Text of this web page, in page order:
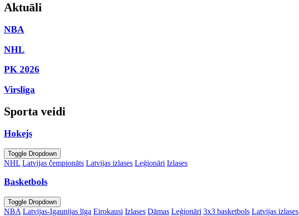
Aktuāli
NBA
NHL
PK 2026
Virslīga
Sporta veidi
Hokejs
Toggle Dropdown
NHL Latvijas čempionāts Latvijas izlases Leģionāri Izlases
Basketbols
Toggle Dropdown
NBA Latvijas-Igaunijas līga Eirokausi Izlases Dāmas Leģionāri 3x3 basketbols Latvijas izlases